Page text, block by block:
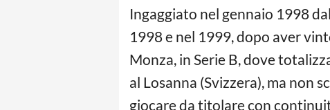
Ingaggiato nel gennaio 1998
1998 e nel 1999, dopo aver
Monza, in Serie B, dove
al Losanna (Svizzera), ma non
giocare da titolare con